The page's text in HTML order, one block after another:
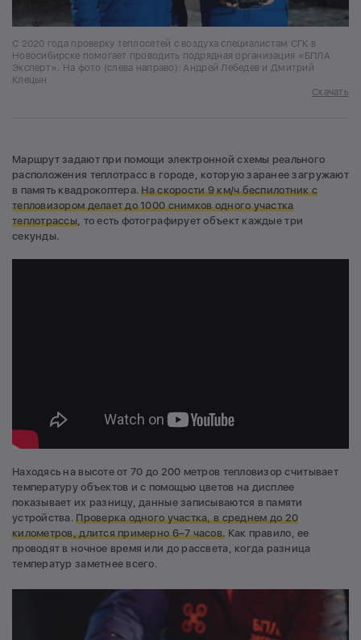
С 2020 года проверку теплосетей с воздуха специалистам СГК в
Новосибирске помогает проводить подрядная организация «БПЛА
Эксперт». На фото (слева направо): Андрей Лебедев и Дмитрий
Клецын
Скачать
Маршрут задают при помощи электронной схемы реального
расположения теплотрасс в городе, которую заранее загружают
в память квадрокоптера.На скорости 9 км/ч беспилотник с
тепловизором делает до 1000 снимков одного участка
теплотрассы, то есть фотографирует объект каждые три
секунды.
Находясь на высоте от 70 до 200 метров тепловизор считывает
температуру объектов и с помощью цветов на дисплее
показывает их разницу, данные записываются в памяти
устройства.Проверка одного участка, в среднем до 20
километров, длится примерно 6–7 часов. Как правило, ее
проводят в ночное время или до рассвета, когда разница
температур заметнее всего.